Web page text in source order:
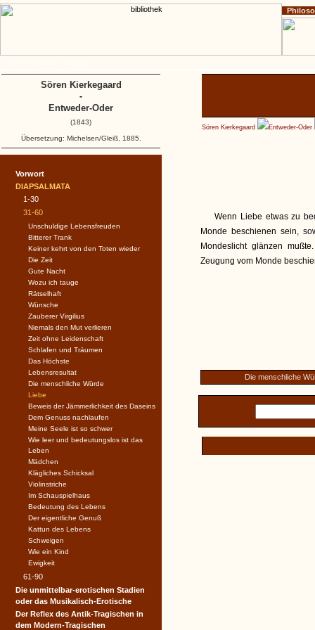
Sören Kierkegaard Entweder-Oder
Wenn Liebe etwas zu
Monde beschienen sein,
Mondeslicht glänzen
Zeugung vom Monde
Die menschliche
Vorwort
DIAPSALMATA
1-30
31-60
Unschuldige Lebensfreuden
Bitterer Trank
Keiner kehrt von den Toten wieder
Die Zeit
Gute Nacht
Wozu ich tauge
Rätselhaft
Wünsche
Zauberer Virgilius
Niemals den Mut verlieren
Zeit ohne Leidenschaft
Schlafen und Träumen
Das Höchste
Lebensresultat
Die menschliche Würde
Liebe
Beweis der Jämmerlichkeit des Daseins
Dem Genuss nachlaufen
Meine Seele ist so schwer
Wie leer und bedeutungslos ist das
Leben
Mädchen
Klägliches Schicksal
Violinstriche
Im Schauspielhaus
Bedeutung des Lebens
Der eigentliche Genuß
Kattun des Lebens
Schweigen
Wie ein Kind
Ewigkeit
61-90
Die unmittelbar-erotischen Stadien
oder das Musikalisch-Erotische
Der Reflex des Antik-Tragischen in
dem Modern-Tragischen
Sören Kierkegaard
-
Entweder-Oder
(1843)
Übersetzung: Michelsen/Gleiß, 1885.